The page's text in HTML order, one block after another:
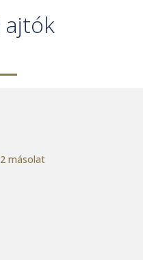
ajtók